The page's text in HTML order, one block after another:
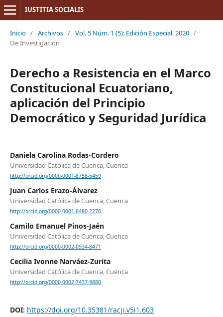
IUSTITIA SOCIALIS
Inicio / Archivos / Vol. 5 Núm. 1 (5): Edición Especial. 2020 /
De Investigación
Derecho a Resistencia en el Marco
Constitucional Ecuatoriano,
aplicación del Principio
Democrático y Seguridad Jurídica
Daniela Carolina Rodas-Cordero
Universidad Católica de Cuenca, Cuenca
http://orcid.org/0000-0001-8758-5459
Juan Carlos Erazo-Álvarez
Universidad Católica de Cuenca, Cuenca
http://orcid.org/0000-0001-6480-2270
Camilo Emanuel Pinos-Jaén
Universidad Católica de Cuenca, Cuenca
http://orcid.org/0000-0002-0934-8471
Cecilia Ivonne Narváez-Zurita
Universidad Católica de Cuenca, Cuenca
http://orcid.org/0000-0002-7437-9880
DOI: https://doi.org/10.35381/racji.v5i1.603